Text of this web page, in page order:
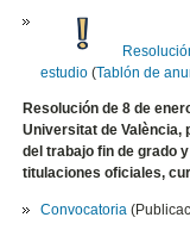
estudio (Tablón de
Resolución de 8 de
Universitat de València,
del trabajo fin de grado
titulaciones oficiales,
Convocatoria